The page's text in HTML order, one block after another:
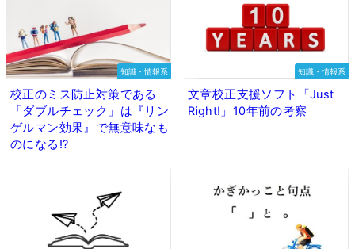
知識・情報系
校正のミス防止対策である
「ダブルチェック」は『リン
ゲルマン効果』で無意味なも
のになる⁉
知識・情報系
文章校正支援ソフト「Just
Right!」10年前の考察